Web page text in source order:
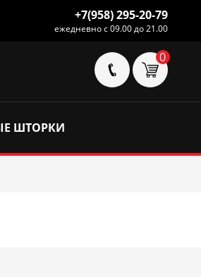
+7(958) 295-20-79
ежедневно с 09.00 до 21.00
0
ШТОРКИ